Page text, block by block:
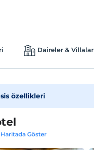
Daireler & Villalar
özellikleri
Haritada Göster